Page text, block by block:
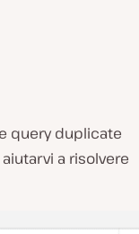
query duplicate
a risolvere